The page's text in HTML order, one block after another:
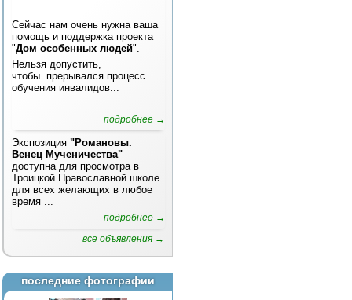
Сейчас нам очень нужна ваша
помощь и поддержка проекта
"Дом особенных людей".
Нельзя допустить,
чтобы прерывался процесс
обучения инвалидов...
подробнее →
Экспозиция "Романовы.
Венец Мученичества"
доступна для просмотра в
Троицкой Православной школе
для всех желающих в любое
время ...
подробнее →
все объявления →
последние фотографии